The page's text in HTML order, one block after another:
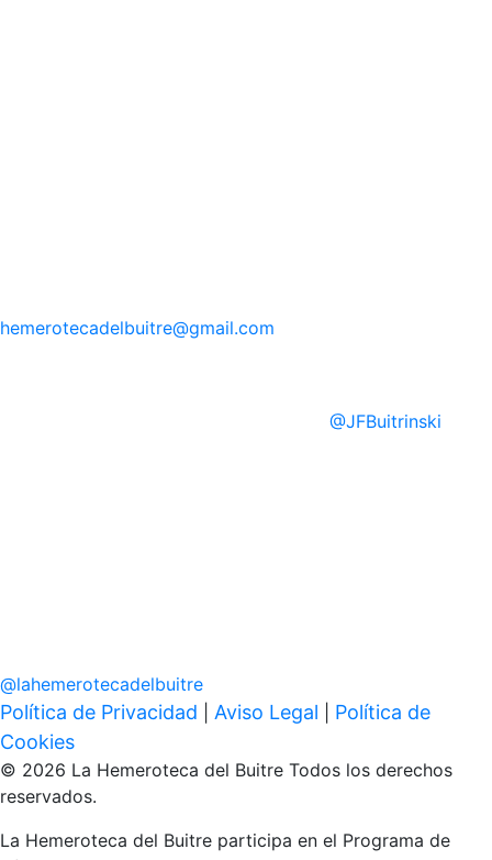
hemerotecadelbuitre@gmail.com
@JFBuitrinski
@lahemerotecadelbuitre
Política de Privacidad Aviso Legal
Política de
Cookies
© 2026 La Hemeroteca del Buitre Todos los derechos
reservados.
La Hemeroteca del Buitre participa en el Programa de